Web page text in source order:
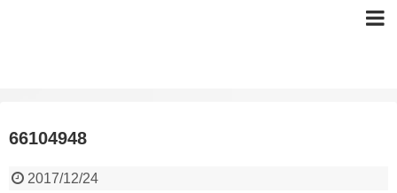
66104948
2017/12/24